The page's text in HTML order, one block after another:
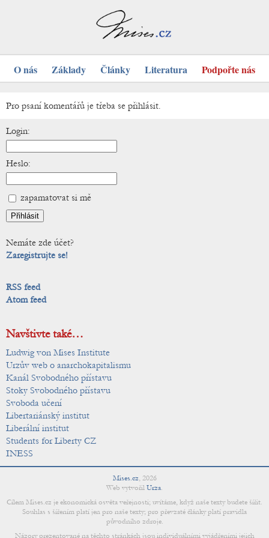
O nás Základy Články Literatura Podpořte nás
Pro psaní komentářů je třeba se přihlásit.
Login:
Heslo:
zapamatovat si mě
Nemáte zde účet?
Zaregistrujte se!
RSS feed
Atom feed
Navštivte také…
Ludwig von Mises Institute
Urzův web o anarchokapitalismu
Kanál Svobodného přístavu
Stoky Svobodného přístavu
Svoboda učení
Libertariánský institut
Liberální institut
Students for Liberty CZ
INESS
Mises.cz, 2026
Web vytvořil Urza.
Cílem Mises.cz je ekonomická osvěta veřejnosti; uvítáme, když naše texty budete šířit.
Souhlas s šířením platí jen pro naše texty; pro převzaté články platí pravidla
původního zdroje.
Názory prezentované na těchto stránkách jsou individuálními vyjádřeními jejich